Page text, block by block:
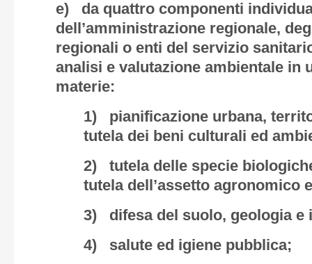
e) da quattro componenti
dell’amministrazione regionale,
regionali o enti del servizio
analisi e valutazione ambientale in
materie:
1) pianificazione urbana,
tutela dei beni culturali ed
2) tutela delle specie
tutela dell’assetto agronomico
3) difesa del suolo, geologia e
4) salute ed igiene pubblica;